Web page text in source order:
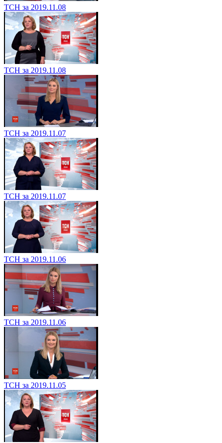
ТСН за 2019.11.08
ТСН за 2019.11.08
ТСН за 2019.11.07
ТСН за 2019.11.07
ТСН за 2019.11.06
ТСН за 2019.11.06
ТСН за 2019.11.05